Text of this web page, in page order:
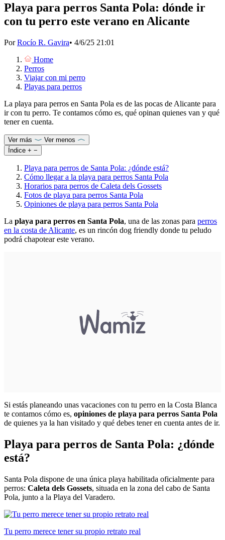
Playa para perros Santa Pola: dónde ir
con tu perro este verano en Alicante
PorRocío R. Gavira• 4/6/25 21:01
Home
Perros
Viajar con mi perro
Playas para perros
La playa para perros en Santa Pola es de las pocas de Alicante para
ir con tu perro. Te contamos cómo es, qué opinan quienes van y qué
tener en cuenta.
Ver más
Ver menos
Índice + −
Playa para perros de Santa Pola: ¿dónde está?
Cómo llegar a la playa para perros Santa Pola
Horarios para perros de Caleta dels Gossets
Fotos de playa para perros Santa Pola
Opiniones de playa para perros Santa Pola
La playa para perros en Santa Pola, una de las zonas para perros
en la costa de Alicante, es un rincón dog friendly donde tu peludo
podrá chapotear este verano.
Si estás planeando unas vacaciones con tu perro en la Costa Blanca
te contamos cómo es, opiniones de playa para perros Santa Pola
de quienes ya la han visitado y qué debes tener en cuenta antes de ir.
Playa para perros de Santa Pola: ¿dónde
está?
Santa Pola dispone de una única playa habilitada oficialmente para
perros: Caleta dels Gossets, situada en la zona del cabo de Santa
Pola, junto a la Playa del Varadero.
Tu perro merece tener su propio retrato real